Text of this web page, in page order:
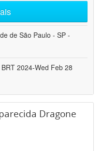
de São Paulo - SP -
2024-Wed Feb 28
Dragone